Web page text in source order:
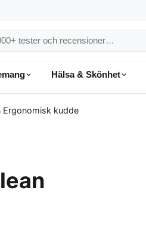
Hälsa & Skönhet
Ergonomisk kudde